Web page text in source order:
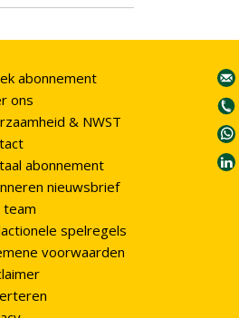
abonnement
ons
& NWST
abonnement
nieuwsbrief
spelregels
voorwaarden